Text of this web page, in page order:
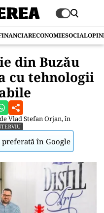
ECONOMIESOCIAL
din Buzău
cu tehnologii
Vlad Stefan Orjan, în
preferată în Google